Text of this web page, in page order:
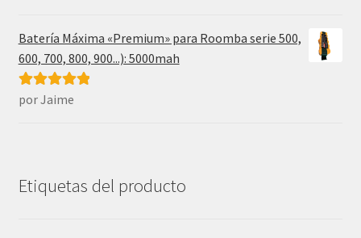
Batería Máxima «Premium» para Roomba serie 500,
600, 700, 800, 900...): 5000mah
Valorado con
por Jaime
Etiquetas del producto